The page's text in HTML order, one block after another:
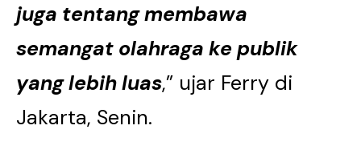
juga tentang membawa
semangat olahraga ke publik
yang lebih luas,” ujar Ferry di
Jakarta, Senin.